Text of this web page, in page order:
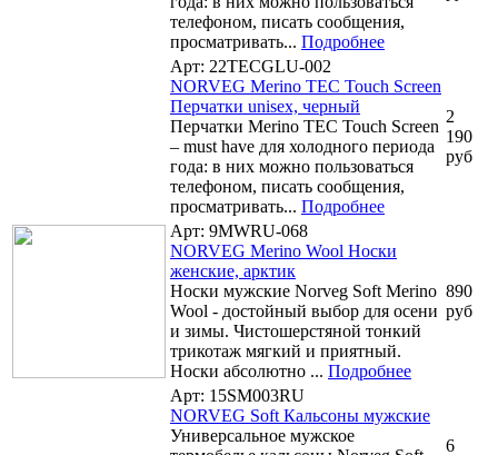
телефоном, писать сообщения,
просматривать... Подробнее
Арт: 22TECGLU-002
NORVEG Merino TEC Touch Screen
Перчатки unisex, черный
Перчатки Merino TEC Touch Screen
– must have для холодного периода
года: в них можно пользоваться
телефоном, писать сообщения,
просматривать... Подробнее
2
190
руб
Арт: 9MWRU-068
NORVEG Merino Wool Носки
женские, арктик
Носки мужские Norveg Soft Merino
Wool - достойный выбор для осени
и зимы. Чистошерстяной тонкий
трикотаж мягкий и приятный.
Носки абсолютно ... Подробнее
890
руб
Арт: 15SM003RU
NORVEG Soft Кальсоны мужские
Универсальное мужское
6